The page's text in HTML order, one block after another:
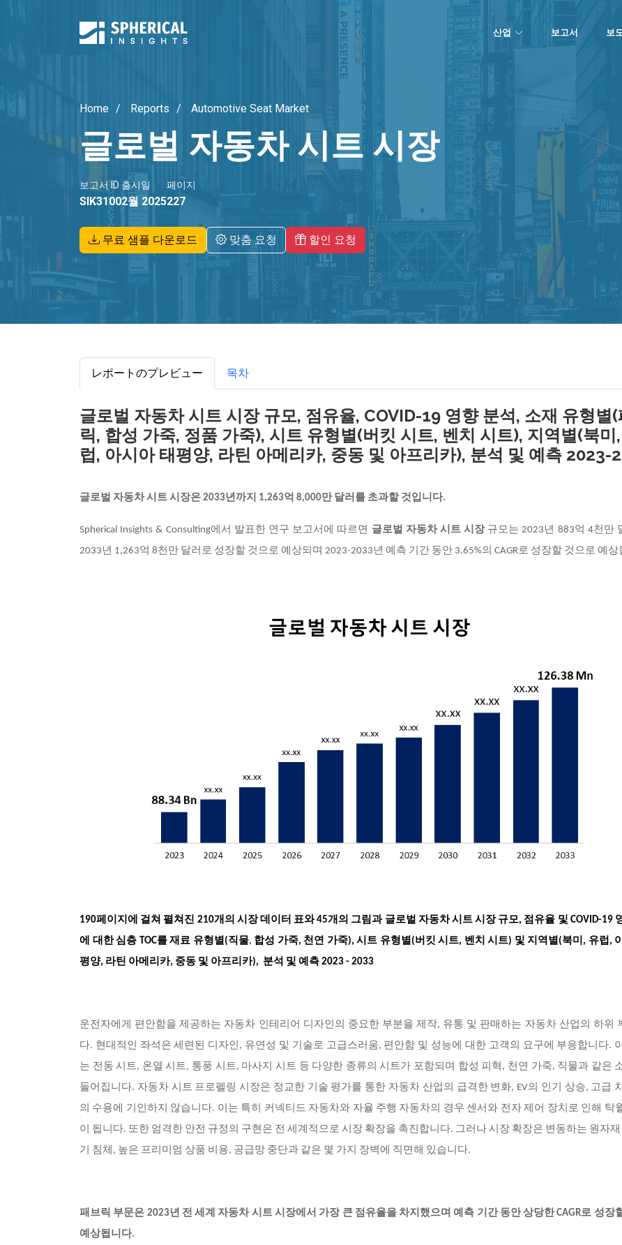
산업 보고서 보
Home Reports Automotive Seat Market
글로벌 자동차 시트 시장
보고서 ID
SIK3100
출시일
2월 2025
페이지
227
무료 샘플 다운로드 맞춤 요청 할인 요청
レポートのプレビュー 목차
글로벌 자동차 시트 시장 규모, 점유율, COVID-19 영향 분석, 소재 유형별
릭, 합성 가죽, 정품 가죽), 시트 유형별(버킷 시트, 벤치 시트), 지역별(북미
럽, 아시아 태평양, 라틴 아메리카, 중동 및 아프리카), 분석 및 예측 2023-
글로벌 자동차 시트 시장은 2033년까지 1,263억 8,000만 달러를 초과할 것입니다.
Spherical Insights & Consulting에서 발표한 연구 보고서에 따르면 글로벌 자동차 시트 시장 규모는 2023년 883억 4천만
2033년 1,263억 8천만 달러로 성장할 것으로 예상되며 2023-2033년 예측 기간 동안 3.65%의 CAGR로 성장할 것으로 예상
190페이지에 걸쳐 펼쳐진 210개의 시장 데이터 표와 45개의 그림과 글로벌 자동차 시트 시장 규모, 점유율 및 COVID-19
에 대한 심층 TOC를 재료 유형별(직물, 합성 가죽, 천연 가죽), 시트 유형별(버킷 시트, 벤치 시트) 및 지역별(북미, 유럽,
평양, 라틴 아메리카, 중동 및 아프리카), 분석 및 예측 2023 - 2033
운전자에게 편안함을 제공하는 자동차 인테리어 디자인의 중요한 부분을 제작, 유통 및 판매하는 자동차 산업의 하위
다. 현대적인 좌석은 세련된 디자인, 유연성 및 기술로 고급스러움, 편안함 및 성능에 대한 고객의 요구에 부응합니다.
는 전동 시트, 온열 시트, 통풍 시트, 마사지 시트 등 다양한 종류의 시트가 포함되며 합성 피혁, 천연 가죽, 직물과 같은
들어집니다. 자동차 시트 프로펠링 시장은 정교한 기술 평가를 통한 자동차 산업의 급격한 변화, EV의 인기 상승, 고급
의 수용에 기인하지 않습니다. 이는 특히 커넥티드 자동차와 자율 주행 자동차의 경우 센서와 전자 제어 장치로 인해 탁
이 됩니다. 또한 엄격한 안전 규정의 구현은 전 세계적으로 시장 확장을 촉진합니다. 그러나 시장 확장은 변동하는 원자재
기 침체, 높은 프리미엄 상품 비용, 공급망 중단과 같은 몇 가지 장벽에 직면해 있습니다.
패브릭 부문은 2023년 전 세계 자동차 시트 시장에서 가장 큰 점유율을 차지했으며 예측 기간 동안 상당한 CAGR로 성장
예상됩니다.